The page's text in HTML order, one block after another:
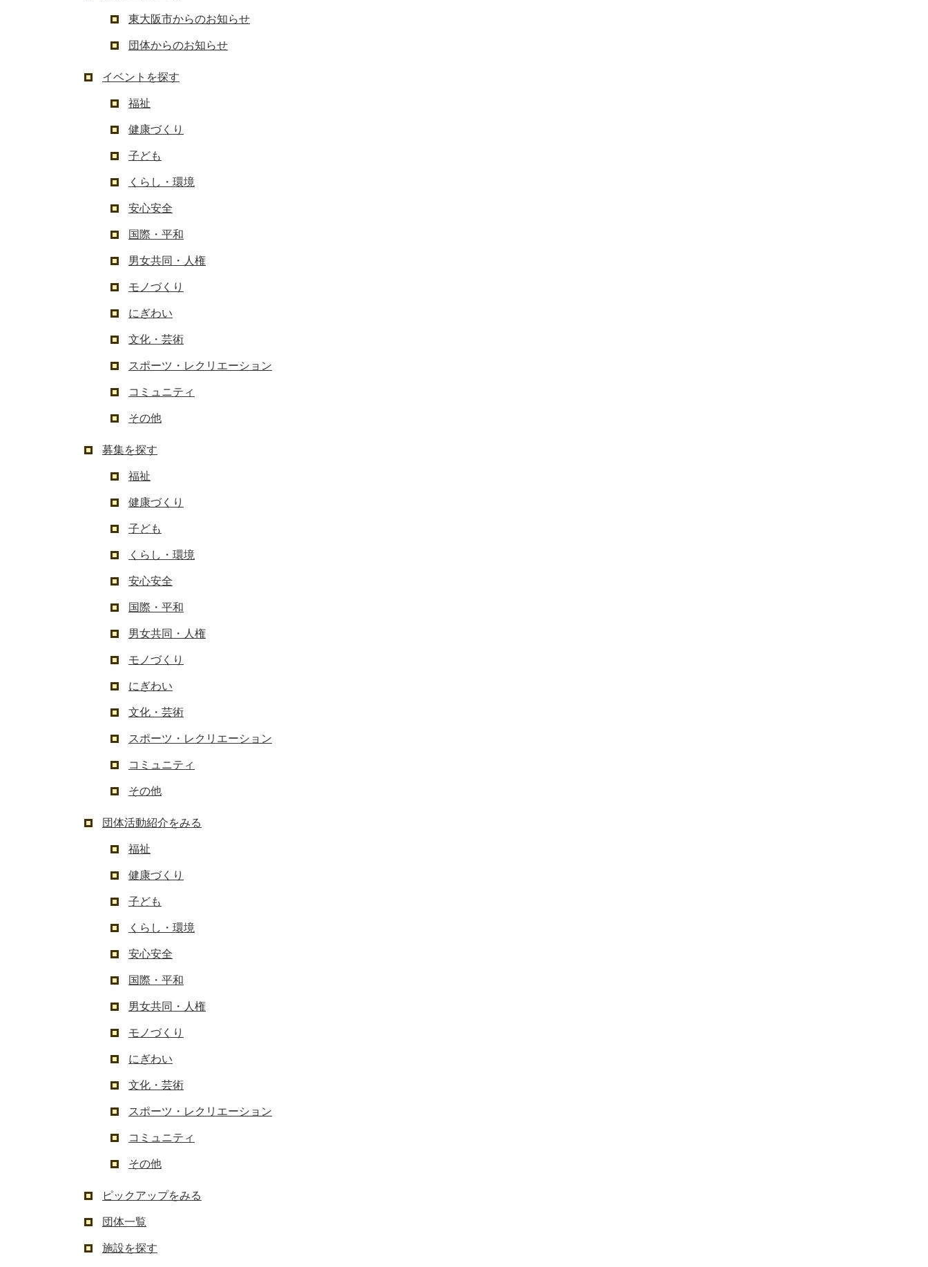
東大阪市からのお知らせ
団体からのお知らせ
イベントを探す
福祉
健康づくり
子ども
くらし・環境
安心安全
国際・平和
男女共同・人権
モノづくり
にぎわい
文化・芸術
スポーツ・レクリエーション
コミュニティ
その他
募集を探す
福祉
健康づくり
子ども
くらし・環境
安心安全
国際・平和
男女共同・人権
モノづくり
にぎわい
文化・芸術
スポーツ・レクリエーション
コミュニティ
その他
団体活動紹介をみる
福祉
健康づくり
子ども
くらし・環境
安心安全
国際・平和
男女共同・人権
モノづくり
にぎわい
文化・芸術
スポーツ・レクリエーション
コミュニティ
その他
ピックアップをみる
団体一覧
施設を探す